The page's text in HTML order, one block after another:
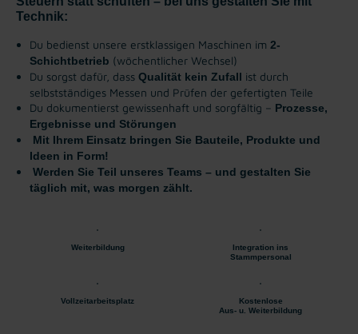
Technik:
Du bedienst unsere erstklassigen Maschinen im 2-
Schichtbetrieb (wöchentlicher Wechsel)
Du sorgst dafür, dass Qualität kein Zufall ist durch
selbstständiges Messen und Prüfen der gefertigten Teile
Du dokumentierst gewissenhaft und sorgfältig – Prozesse,
Ergebnisse und Störungen
Mit Ihrem Einsatz bringen Sie Bauteile, Produkte und
Ideen in Form!
Werden Sie Teil unseres Teams – und gestalten Sie
täglich mit, was morgen zählt.
Weiterbildung
Integration ins
Stammpersonal
Vollzeitarbeitsplatz
Kostenlose
Aus- u. Weiterbildung